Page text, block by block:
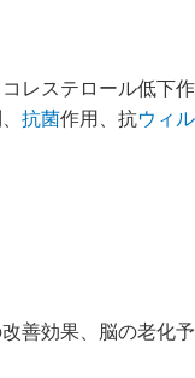
レステロール低下
抗菌作用、抗ウィ
善効果、脳の老化